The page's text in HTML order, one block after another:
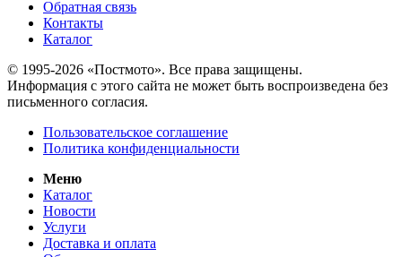
Обратная связь
Контакты
Каталог
© 1995-2026 «Постмото». Все права защищены.
Информация с этого сайта не может быть воспроизведена без
письменного согласия.
Пользовательское соглашение
Политика конфиденциальности
Меню
Каталог
Новости
Услуги
Доставка и оплата